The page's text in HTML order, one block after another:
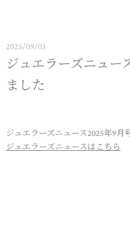
2025/09/03
ジュエラーズニュー
ました
ジュエラーズニュース2025年9月
ジュエラーズニュースはこちら